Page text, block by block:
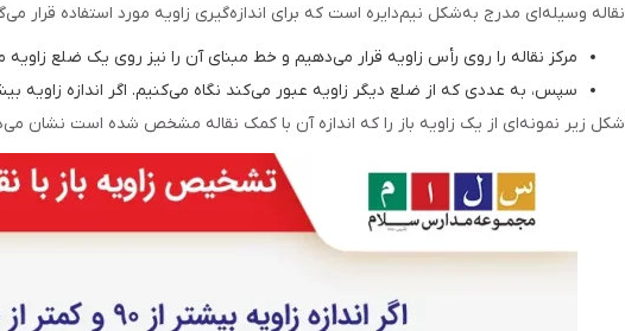
نقاله وسیله‌ای مدرج به‌شکل نیم‌دایره است که برای اندازه‌گیری زاویه مورد استفاده
مرکز نقاله را روی رأس زاویه قرار می‌دهیم و خط مبنای آن را نیز روی یک ضلع
سپس، به عددی که از ضلع دیگر زاویه عبور می‌کند نگاه می‌کنیم. اگر اندازه زاویه بیشتر از ۹۰ درجه و کمتر از ۱۸۰ درجه باشد، آنگاه زاویه موردنظر یک زاویه منفرجه یا باز
شکل زیر نمونه‌ای از یک زاویه باز را که اندازه آن با کمک نقاله مشخص شده است نشان